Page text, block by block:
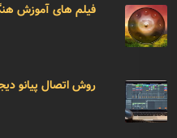
فیلم های آموزش
روش اتصال پیانو